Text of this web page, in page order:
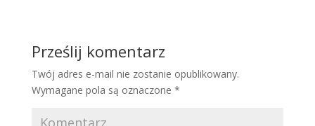
Prześlij komentarz
Twój adres e-mail nie zostanie opublikowany.
Wymagane pola są oznaczone *